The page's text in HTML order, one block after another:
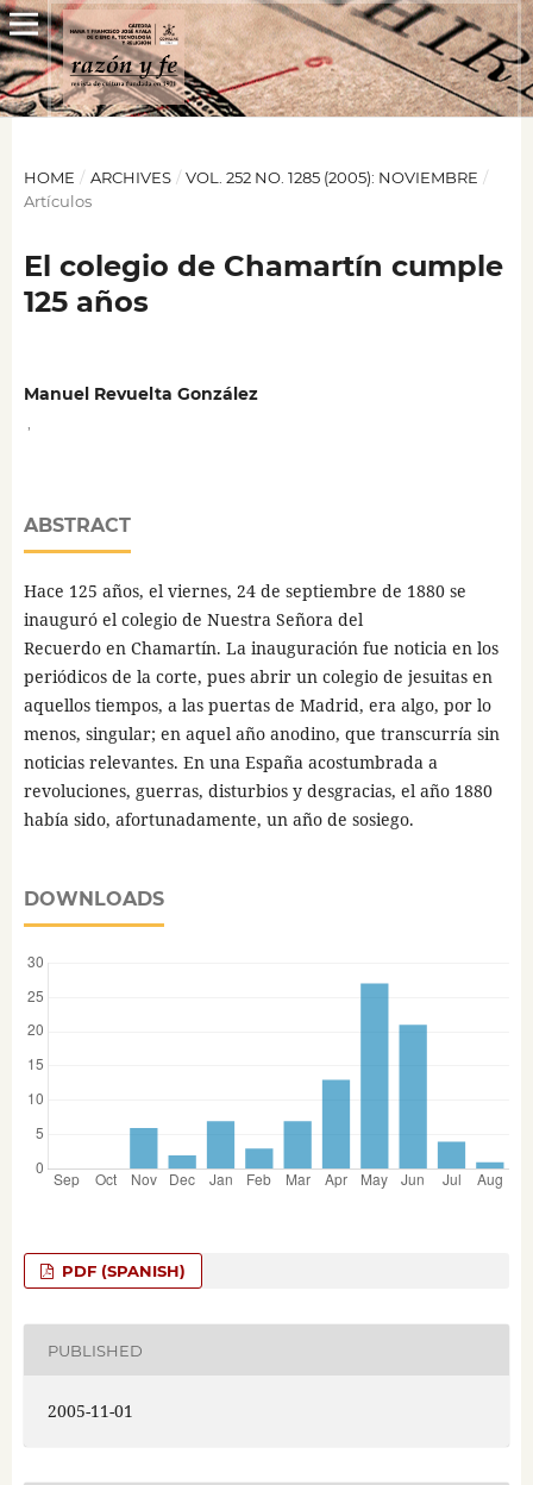
HOME / ARCHIVES / VOL. 252 NO. 1285 (2005): NOVIEMBRE /
Artículos
El colegio de Chamartín cumple
125 años
Manuel Revuelta González
ABSTRACT
Hace 125 años, el viernes, 24 de septiembre de 1880 se
inauguró el colegio de Nuestra Señora del
Recuerdo en Chamartín. La inauguración fue noticia en los
periódicos de la corte, pues abrir un colegio de jesuitas en
aquellos tiempos, a las puertas de Madrid, era algo, por lo
menos, singular; en aquel año anodino, que transcurría sin
noticias relevantes. En una España acostumbrada a
revoluciones, guerras, disturbios y desgracias, el año 1880
había sido, afortunadamente, un año de sosiego.
DOWNLOADS
PDF (SPANISH)
PUBLISHED
2005-11-01